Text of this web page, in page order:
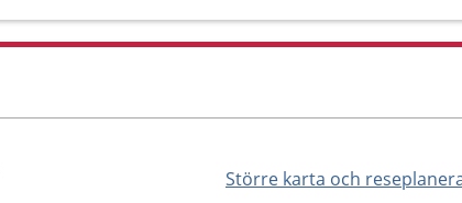
Större karta och